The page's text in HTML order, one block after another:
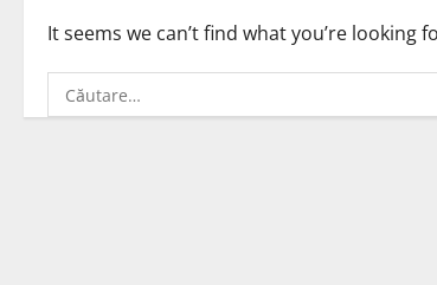
It seems we can’t find what you’re looking
Caută
după: